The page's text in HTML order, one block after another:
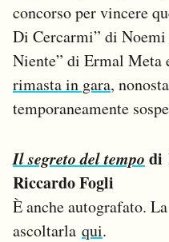
Area Personale
Newsletter
Notifiche mobile
Regala il Post
concorso per vincere
Di Cercarmi” di
Niente” di Ermal Meta
rimasta in gara,
temporaneamente
Il segreto del tempo di
Riccardo Fogli
È anche autografato.
ascoltarla qui.